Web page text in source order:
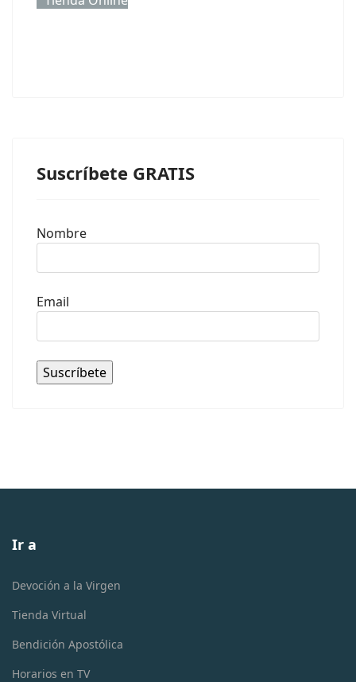
Suscríbete GRATIS
Nombre
Email
Ir a
Devoción a la Virgen
Tienda Virtual
Bendición Apostólica
Horarios en TV